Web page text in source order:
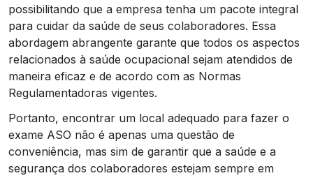
possibilitando que a empresa tenha um pacote integral
para cuidar da saúde de seus colaboradores. Essa
abordagem abrangente garante que todos os aspectos
relacionados à saúde ocupacional sejam atendidos de
maneira eficaz e de acordo com as Normas
Regulamentadoras vigentes.
Portanto, encontrar um local adequado para fazer o
exame ASO não é apenas uma questão de
conveniência, mas sim de garantir que a saúde e a
segurança dos colaboradores estejam sempre em